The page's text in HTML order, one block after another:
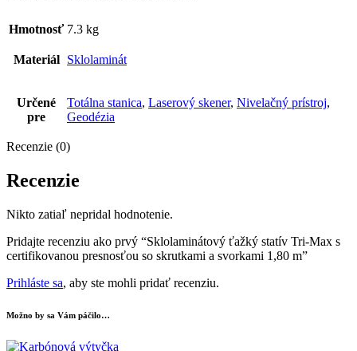
Hmotnosť 7.3 kg
Materiál Sklolaminát
Určené
pre
Totálna stanica, Laserový skener, Nivelačný prístroj,
Geodézia
Recenzie (0)
Recenzie
Nikto zatiaľ nepridal hodnotenie.
Pridajte recenziu ako prvý “Sklolaminátový ťažký statív Tri-Max s
certifikovanou presnosťou so skrutkami a svorkami 1,80 m”
Prihláste sa, aby ste mohli pridať recenziu.
Možno by sa Vám páčilo…